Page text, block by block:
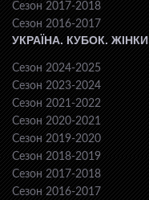
Сезон 2017-2018
Сезон 2016-2017
УКРАЇНА. КУБОК. ЖІНКИ
Сезон 2024-2025
Сезон 2023-2024
Сезон 2021-2022
Сезон 2020-2021
Сезон 2019-2020
Сезон 2018-2019
Сезон 2017-2018
Сезон 2016-2017